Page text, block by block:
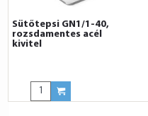
Sütőtepsi GN1/1-40,
rozsdamentes acél
kivitel